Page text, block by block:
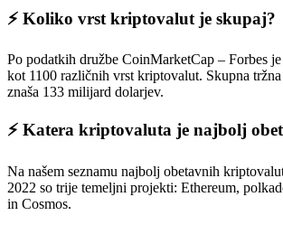
⚡️ Koliko vrst kriptovalut je skupaj?
Po podatkih družbe CoinMarketCap – Forbes
kot 1100 različnih vrst kriptovalut. Skupna
znaša 133 milijard dolarjev.
⚡️ Katera kriptovaluta je najbolj
Na našem seznamu najbolj obetavnih
2022 so trije temeljni projekti: Ethereum,
in Cosmos.